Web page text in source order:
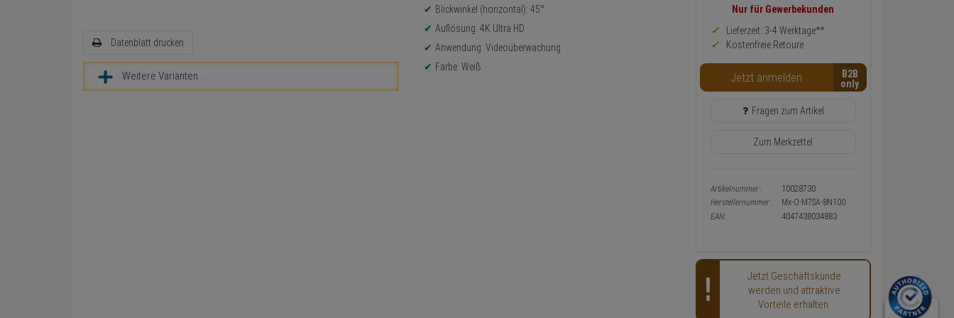
Datenblatt drucken
Weitere Varianten...
Blickwinkel (horizontal): 45°
Auflösung: 4K Ultra HD
Anwendung: Videoüberwachung
Farbe: Weiß
Preis,
Verfügbakeit
und
Warenkorb-
oder
Konfigurieren-
Button
Nur für Gewerbekunden
Lieferzeit: 3-4 Werktage**
Kostenfreie Retoure
Jetzt anmelden B2B
Fragen zum Artikel
Zum Merkzettel
Artikelnummer:
10028730
Herstellernummer:
Mx-O-M7SA-8N100
EAN:
4047438034883
Jetzt Geschäftskunde
werden und attraktive
Vorteile erhalten.